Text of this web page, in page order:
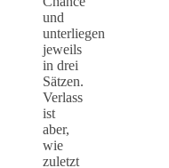
und
unterliegen
jeweils
in drei
Sätzen.
Verlass
ist
aber,
wie
zuletzt